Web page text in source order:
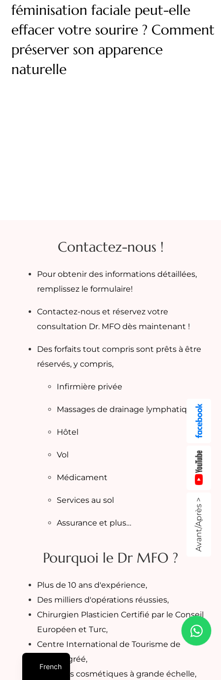
féminisation faciale peut-elle
effacer votre sourire ? Comment
préserver son apparence
naturelle
Contactez-nous !
Pour obtenir des informations détaillées,
remplissez le formulaire!
Contactez-nous et réservez votre
consultation Dr. MFO dès maintenant !
Des forfaits tout compris sont prêts à être
réservés, y compris,
Infirmière privée
Massages de drainage lymphatique
Hôtel
Vol
Médicament
Services au sol
Assurance et plus…
Pourquoi le Dr MFO ?
Plus de 10 ans d'expérience,
Des milliers d'opérations réussies,
Chirurgien Plasticien Certifié par le Conseil
Européen et Turc,
Centre International de Tourisme de
Santé Agréé,
Solutions cosmétiques à grande échelle,
Avant/Après >
French